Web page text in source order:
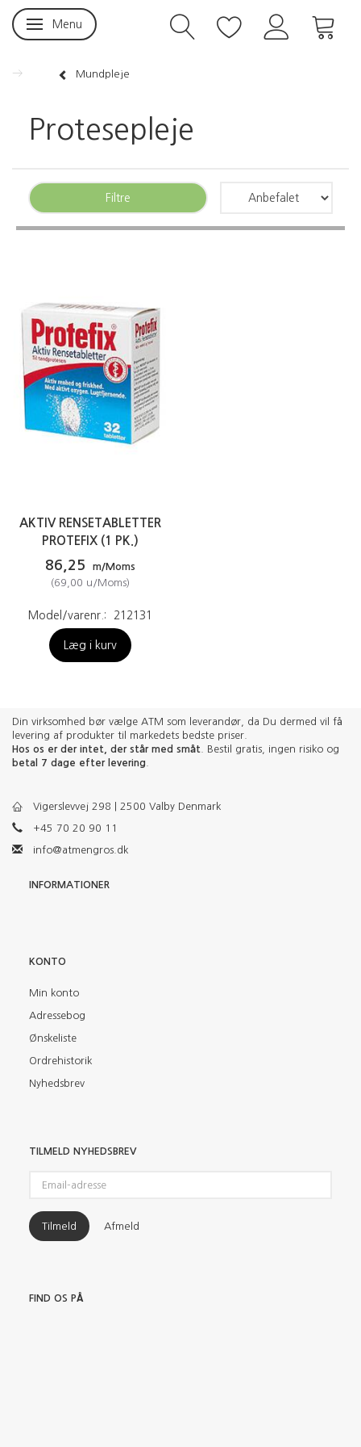
Skifte navigation
Menu
Mundpleje
Protesepleje
Filtre
AKTIV RENSETABLETTER
PROTEFIX (1 PK.)
86,25
m/Moms
(69,00 u/Moms)
Model/varenr.: 212131
Læg i kurv
Din virksomhed bør vælge ATM som leverandør, da Du dermed vil få
levering af produkter til markedets bedste priser.
Hos os er der intet, der står med småt . Bestil gratis, ingen risiko og
betal 7 dage efter levering
Vigerslevvej 298 | 2500 Valby Denmark
+45 70 20 90 11
info@atmengros.dk
INFORMATIONER
KONTO
Min konto
Adressebog
Ønskeliste
Ordrehistorik
Nyhedsbrev
TILMELD NYHEDSBREV
adresse
Tilmeld Afmeld
FIND OS PÅ